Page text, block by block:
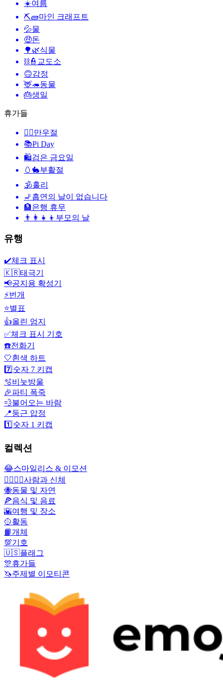
☀️여름
⛏🧱마인 크래프트
💦물
🤑돈
🌳🌿식물
⛓️👮 교도소
🙃감정
🦌🦔동물
🎂생일
휴가들
🙆‍♂️만우절
📚Pi Day
🛍검은 금요일
🥚🐇부활절
🕉홀리
🚬 흡연의 날이 없습니다
🏦은행 휴무
👨‍👩‍👧‍👦 부모의 날
유행
✔️체크 표시
🇰🇷태극기
📢공지용 확성기
⚡번개
⭐별표
👍올린 엄지
✅체크 표시 기호
☎️전화기
🤍흰색 하트
7️⃣ 숫자 7 키캡
🫧비눗방울
🎉파티 폭죽
💨불어오는 바람
📍둥근 압정
1️⃣ 숫자 1 키캡
컬렉션
😂스마일리스 & 이모션
👩‍❤️‍💋‍👨사람과 신체
🐝동물 및 자연
🍕음식 및 음료
🌇여행 및 장소
🥎활동
📙개체
💯기호
🇺🇸플래그
🎊휴가들
🦄주제별 이모티콘